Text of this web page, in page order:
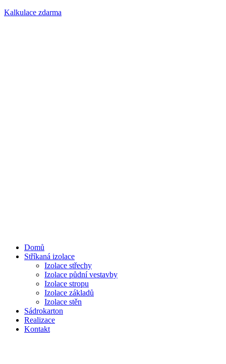
Kalkulace zdarma
Domů
Stříkaná izolace
Izolace střechy
Izolace půdní vestavby
Izolace stropu
Izolace základů
Izolace stěn
Sádrokarton
Realizace
Kontakt